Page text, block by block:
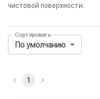
чистовой поверхности.
Панель
Сортировать
По умолчанию
Активные и
1